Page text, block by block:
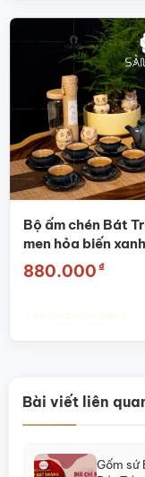
Bộ ấm chén Bát
men hỏa biến
SG-AC05
880.000 ₫
Bài viết liên
Gốm sứ